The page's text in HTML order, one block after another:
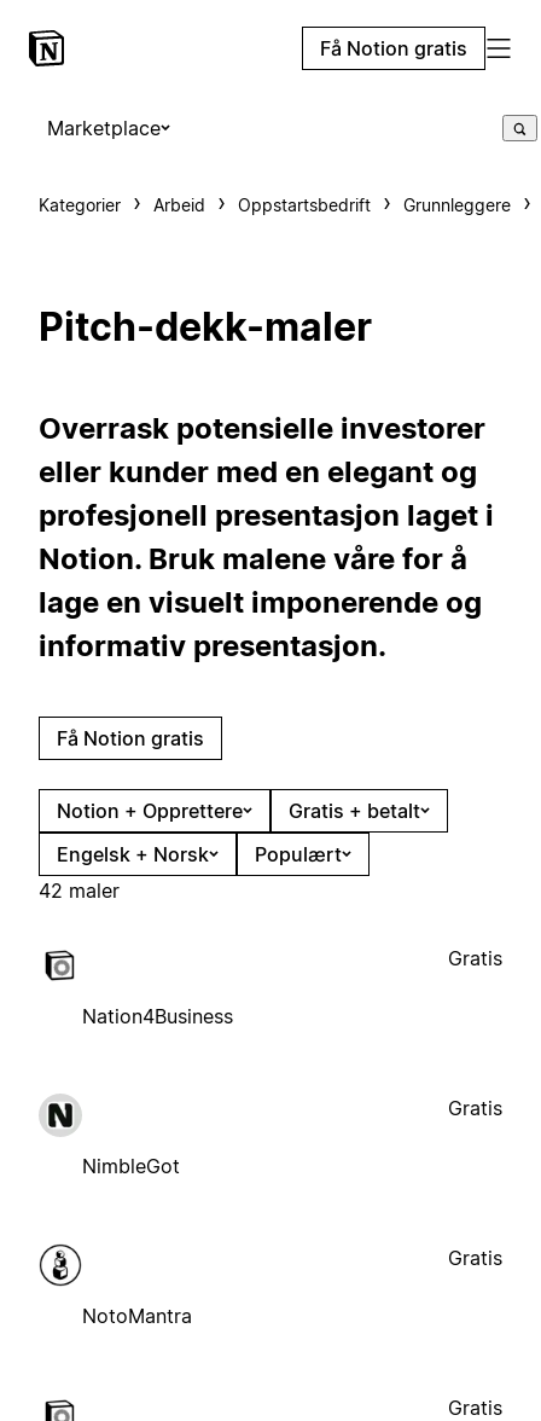
Få Notion gratis
Marketplace
Kategorier Arbeid Oppstartsbedrift Grunnleggere
Pitch-dekk-maler
Overrask potensielle investorer
eller kunder med en elegant og
profesjonell presentasjon laget i
Notion. Bruk malene våre for å
lage en visuelt imponerende og
informativ presentasjon.
Få Notion gratis
Notion + Opprettere
Gratis + betalt
Engelsk + Norsk
Populært
42 maler
Nation4Business
Gratis
NimbleGot
Gratis
NotoMantra
Gratis
Gratis